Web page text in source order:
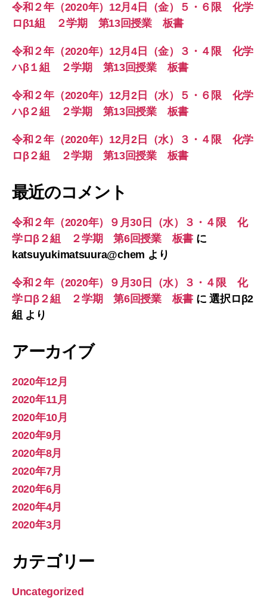
令和２年（2020年）12月4日（金）５・６限 化学
ロβ1組 ２学期 第13回授業 板書
令和２年（2020年）12月4日（金）３・４限 化学
ハβ１組 ２学期 第13回授業 板書
令和２年（2020年）12月2日（水）５・６限 化学
ハβ２組 ２学期 第13回授業 板書
令和２年（2020年）12月2日（水）３・４限 化学
ロβ２組 ２学期 第13回授業 板書
最近のコメント
令和２年（2020年）９月30日（水）３・４限 化
学ロβ２組 ２学期 第6回授業 板書 に
katsuyukimatsuura@chem より
令和２年（2020年）９月30日（水）３・４限 化
学ロβ２組 ２学期 第6回授業 板書 に選択ロβ2
組 より
アーカイブ
2020年12月
2020年11月
2020年10月
2020年9月
2020年8月
2020年7月
2020年6月
2020年4月
2020年3月
カテゴリー
Uncategorized